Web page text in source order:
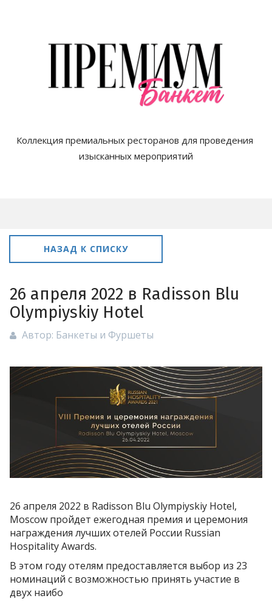
Коллекция премиальных ресторанов для проведения
изысканных мероприятий
НАЗАД К СПИСКУ
26 апреля 2022 в Radisson Blu
Olympiyskiy Hotel
Автор: Банкеты и Фуршеты
26 апреля 2022 в Radisson Blu Olympiyskiy Hotel,
Moscow пройдет ежегодная премия и церемония
награждения лучших отелей России Russian
Hospitality Awards.
В этом году отелям предоставляется выбор из 23
номинаций с возможностью принять участие в
двух наибо